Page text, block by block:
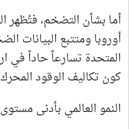
أما بشأن التضخم، فتُظهر
أوروبا ومتتبع البيانات
المتحدة تسارعاً حاداً في
كون تكاليف الوقود
النمو العالمي بأدنى مستوى